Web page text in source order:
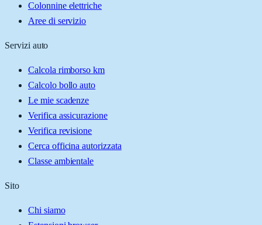
Colonnine elettriche
Aree di servizio
Servizi auto
Calcola rimborso km
Calcolo bollo auto
Le mie scadenze
Verifica assicurazione
Verifica revisione
Cerca officina autorizzata
Classe ambientale
Sito
Chi siamo